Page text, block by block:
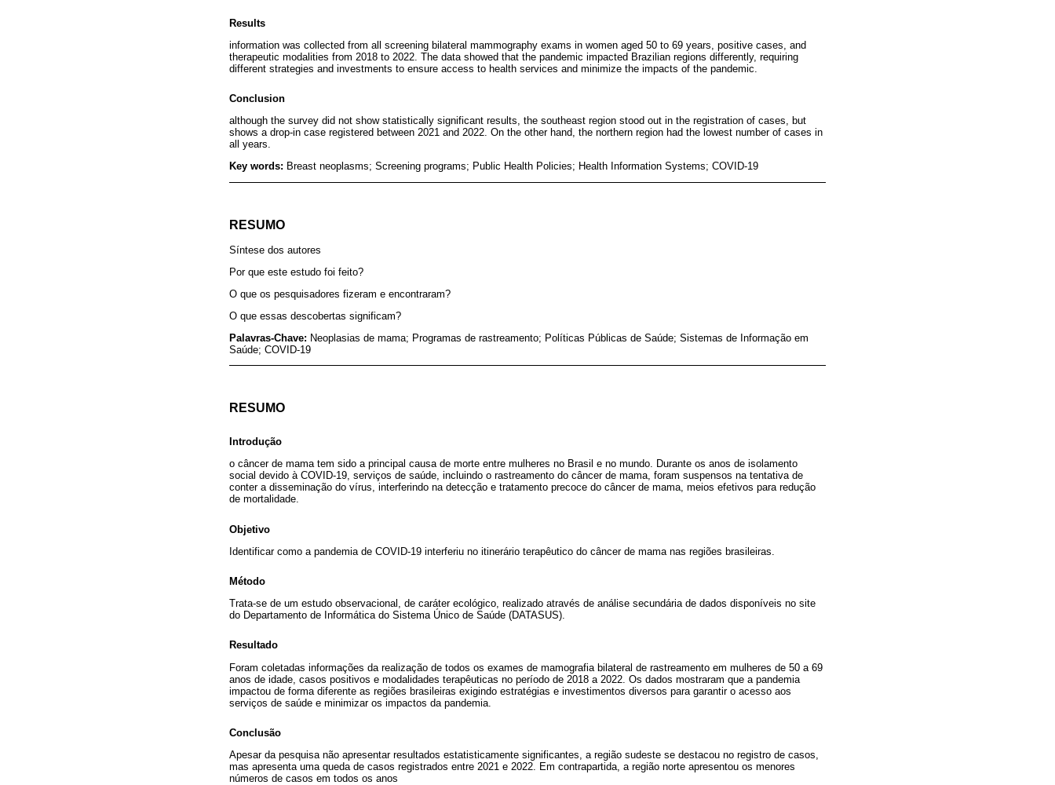
Results
information was collected from all screening bilateral mammography exams in women aged 50 to 69 years, positive cases, and
therapeutic modalities from 2018 to 2022. The data showed that the pandemic impacted Brazilian regions differently, requiring
different strategies and investments to ensure access to health services and minimize the impacts of the pandemic.
Conclusion
although the survey did not show statistically significant results, the southeast region stood out in the registration of cases, but
shows a drop-in case registered between 2021 and 2022. On the other hand, the northern region had the lowest number of cases in
all years.
Key words: Breast neoplasms; Screening programs; Public Health Policies; Health Information Systems; COVID-19
RESUMO
Síntese dos autores
Por que este estudo foi feito?
O que os pesquisadores fizeram e encontraram?
O que essas descobertas significam?
Palavras-Chave: Neoplasias de mama; Programas de rastreamento; Políticas Públicas de Saúde; Sistemas de Informação em
Saúde; COVID-19
RESUMO
Introdução
o câncer de mama tem sido a principal causa de morte entre mulheres no Brasil e no mundo. Durante os anos de isolamento
social devido à COVID-19, serviços de saúde, incluindo o rastreamento do câncer de mama, foram suspensos na tentativa de
conter a disseminação do vírus, interferindo na detecção e tratamento precoce do câncer de mama, meios efetivos para redução
de mortalidade.
Objetivo
Identificar como a pandemia de COVID-19 interferiu no itinerário terapêutico do câncer de mama nas regiões brasileiras.
Método
Trata-se de um estudo observacional, de caráter ecológico, realizado através de análise secundária de dados disponíveis no site
do Departamento de Informática do Sistema Único de Saúde (DATASUS).
Resultado
Foram coletadas informações da realização de todos os exames de mamografia bilateral de rastreamento em mulheres de 50 a 69
anos de idade, casos positivos e modalidades terapêuticas no período de 2018 a 2022. Os dados mostraram que a pandemia
impactou de forma diferente as regiões brasileiras exigindo estratégias e investimentos diversos para garantir o acesso aos
serviços de saúde e minimizar os impactos da pandemia.
Conclusão
Apesar da pesquisa não apresentar resultados estatisticamente significantes, a região sudeste se destacou no registro de casos,
mas apresenta uma queda de casos registrados entre 2021 e 2022. Em contrapartida, a região norte apresentou os menores
números de casos em todos os anos